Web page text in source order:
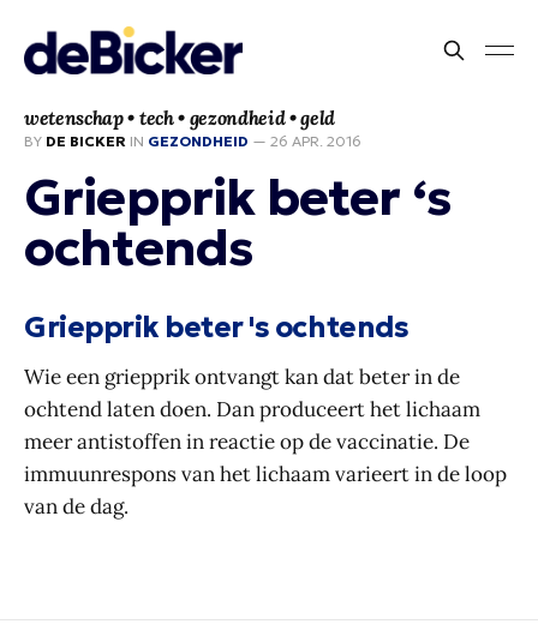
wetenschap • tech • gezondheid • geld
BY DE BICKER IN GEZONDHEID — 26 APR. 2016
Griepprik beter ‘s
ochtends
Griepprik beter 's ochtends
Wie een griepprik ontvangt kan dat beter in de
ochtend laten doen. Dan produceert het lichaam
meer antistoffen in reactie op de vaccinatie. De
immuunrespons van het lichaam varieert in de loop
van de dag.